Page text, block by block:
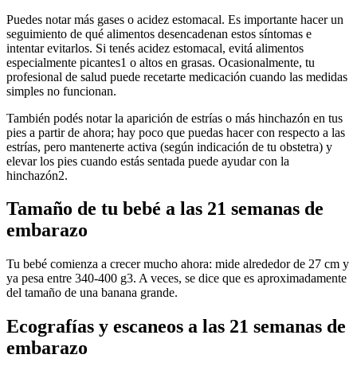
Puedes notar más gases o acidez estomacal. Es importante hacer un
seguimiento de qué alimentos desencadenan estos síntomas e
intentar evitarlos. Si tenés acidez estomacal, evitá alimentos
especialmente picantes1 o altos en grasas. Ocasionalmente, tu
profesional de salud puede recetarte medicación cuando las medidas
simples no funcionan.
También podés notar la aparición de estrías o más hinchazón en tus
pies a partir de ahora; hay poco que puedas hacer con respecto a las
estrías, pero mantenerte activa (según indicación de tu obstetra) y
elevar los pies cuando estás sentada puede ayudar con la
hinchazón2.
Tamaño de tu bebé a las 21 semanas de
embarazo
Tu bebé comienza a crecer mucho ahora: mide alrededor de 27 cm y
ya pesa entre 340-400 g3. A veces, se dice que es aproximadamente
del tamaño de una banana grande.
Ecografías y escaneos a las 21 semanas de
embarazo